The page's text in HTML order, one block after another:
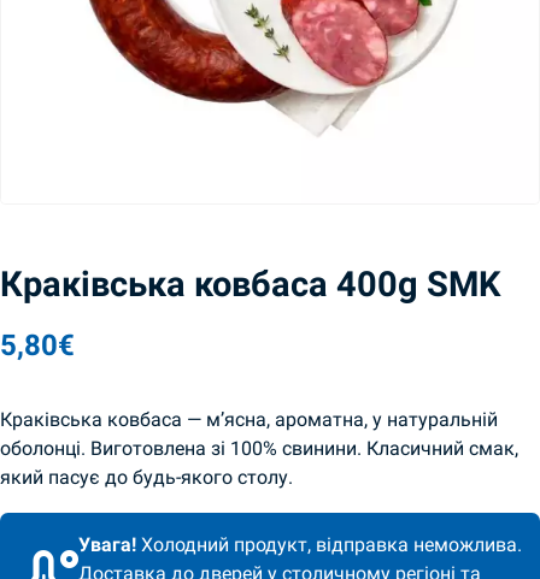
Краківська ковбаса 400g SMK
5,80€
Краківська ковбаса — м’ясна, ароматна, у натуральній
оболонці. Виготовлена зі 100% свинини. Класичний смак,
який пасує до будь-якого столу.
Увага! Холодний продукт, відправка неможлива.
Доставка до дверей у столичному регіоні та